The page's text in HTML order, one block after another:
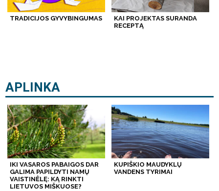
TRADICIJOS GYVYBINGUMAS
KAI PROJEKTAS SURANDA
RECEPTĄ
APLINKA
IKI VASAROS PABAIGOS DAR
GALIMA PAPILDYTI NAMŲ
VAISTINĖLĘ: KĄ RINKTI
LIETUVOS MIŠKUOSE?
KUPIŠKIO MAUDYKLŲ
VANDENS TYRIMAI